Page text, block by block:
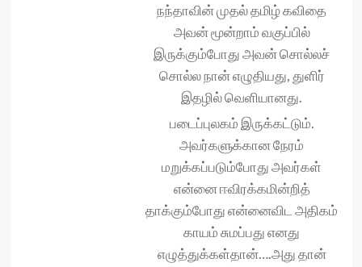
நந்தாவின் முதல் தமிழ் கவிதை
அவன் மூன்றாம் வகுப்பில்
இருக்கும்போது அவன் சொல்லச்
சொல்ல நான் எழுதியது, துளிர்
இதழில் வெளியானது.
படைப்புலகம் இருக்கட்டும்.
அவர்களுக்கான நேரம்
மறுக்கப்படும்போது அவர்கள்
என்னை ஈவிரக்கமின்றித்
தாக்கும்போது என்னைவிட அதிகம்
காயம் சுமப்பது எனது
எழுத்துக்கள்தான்….அது தான்